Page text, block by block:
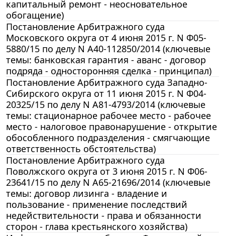
капитальный ремонт - неосновательное
обогащение)
Постановление Арбитражного суда
Московского округа от 4 июня 2015 г. N Ф05-
5880/15 по делу N А40-112850/2014 (ключевые
темы: банковская гарантия - аванс - договор
подряда - односторонняя сделка - принципал)
Постановление Арбитражного суда Западно-
Сибирского округа от 11 июня 2015 г. N Ф04-
20325/15 по делу N А81-4793/2014 (ключевые
темы: стационарное рабочее место - рабочее
место - налоговое правонарушение - открытие
обособленного подразделения - смягчающие
ответственность обстоятельства)
Постановление Арбитражного суда
Поволжского округа от 3 июня 2015 г. N Ф06-
23641/15 по делу N А65-21696/2014 (ключевые
темы: договор лизинга - владение и
пользование - применение последствий
недействительности - права и обязанности
сторон - глава крестьянского хозяйства)